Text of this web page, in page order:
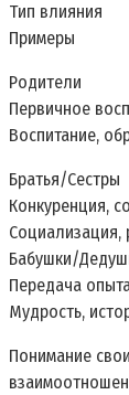
Тип влияния
Примеры
Родители
Первичное
Воспитание,
Братья/Сестры
Конкуренция,
Бабушки/
Передача
Мудрость,
Понимание